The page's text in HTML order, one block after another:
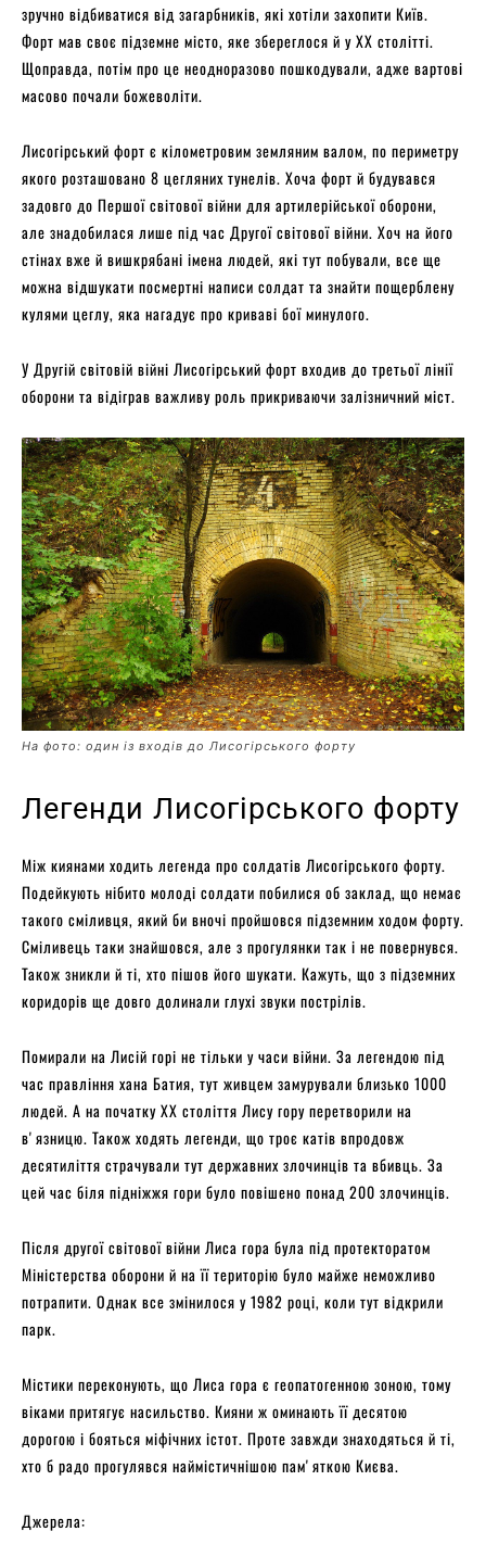
зручно відбиватися від загарбників, які хотіли захопити Київ.
Форт мав своє підземне місто, яке збереглося й у ХХ столітті.
Щоправда, потім про це неодноразово пошкодували, адже вартові
масово почали божеволіти.
Лисогірський форт є кілометровим земляним валом, по периметру
якого розташовано 8 цегляних тунелів. Хоча форт й будувався
задовго до Першої світової війни для артилерійської оборони,
але знадобилася лише під час Другої світової війни. Хоч на його
стінах вже й вишкрябані імена людей, які тут побували, все ще
можна відшукати посмертні написи солдат та знайти пощерблену
кулями цеглу, яка нагадує про криваві бої минулого.
У Другій світовій війні Лисогірський форт входив до третьої лінії
оборони та відіграв важливу роль прикриваючи залізничний міст.
На фото: один із входів до Лисогірського форту
Легенди Лисогірського форту
Між киянами ходить легенда про солдатів Лисогірського форту.
Подейкують нібито молоді солдати побилися об заклад, що немає
такого сміливця, який би вночі пройшовся підземним ходом форту.
Сміливець таки знайшовся, але з прогулянки так і не повернувся.
Також зникли й ті, хто пішов його шукати. Кажуть, що з підземних
коридорів ще довго долинали глухі звуки пострілів.
Помирали на Лисій горі не тільки у часи війни. За легендою під
час правління хана Батия, тут живцем замурували близько 1000
людей. А на початку ХХ століття Лису гору перетворили на
вʼязницю. Також ходять легенди, що троє катів впродовж
десятиліття страчували тут державних злочинців та вбивць. За
цей час біля підніжжя гори було повішено понад 200 злочинців.
Після другої світової війни Лиса гора була під протекторатом
Міністерства оборони й на її територію було майже неможливо
потрапити. Однак все змінилося у 1982 році, коли тут відкрили
парк.
Містики переконують, що Лиса гора є геопатогенною зоною, тому
віками притягує насильство. Кияни ж оминають її десятою
дорогою і бояться міфічних істот. Проте завжди знаходяться й ті,
хто б радо прогулявся наймістичнішою памʼяткою Києва.
Джерела: